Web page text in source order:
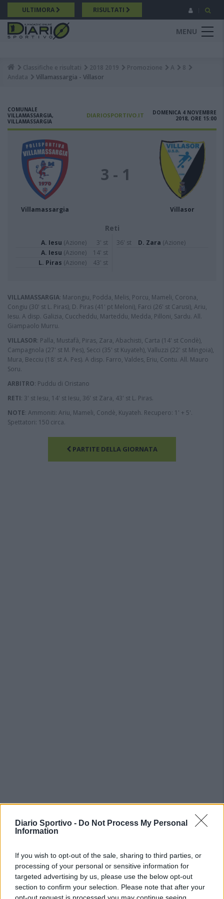
Diario Sportivo - Do Not Process My Personal
Information
If you wish to opt-out of the sale, sharing to third parties, or
processing of your personal or sensitive information for
targeted advertising by us, please use the below opt-out
section to confirm your selection. Please note that after your
Salta
al
contenuto
principale
ULTIMORA RISULTATI
MENU
Breadcrumb
Classifiche e risultati 2018 2019 Promozione A
8
Andata
Villamassargia - Villasor
COMUNALE
VILLAMASSARGIA,
VILLAMASSARGIA
DIARIOSPORTIVO.IT
DOMENICA 4 NOVEMBRE
2018, ORE 15:00
Villamassargia
3 - 1
Villasor
Reti
A. Iesu (Azione)
3' st
A. Iesu (Azione)
14' st
L. Piras (Azione) 43' st
36' st D. Zara (Azione)
VILLAMASSARGIA: Marongiu, Podda, Melis, Porcu, Mameli, Corona,
Congiu (30' st L. Piras), D. Piras (41' pt Meloni), Farci (26' st Carusi), Ariu,
Iesu. A disp. Galizia, Cuccheddu, Marteddu, Medda, Pilloni, Sardu. All.
Giampaolo Murru.
VILLASOR: Palla, Mustafà, Piras, Zara, Abachisti, Carta (14' st Condè),
Campagnola (27' st M. Pes), Secci (35' st Kuyateh), Valluzzi (22' st Mingoia),
Mura, Becciu (18' st A. Pes). A disp. Farro, Valdes, Eriu, Contu. All. Mauro
Soru.
ARBITRO: Puddu di Oristano
RETI: 3' st Iesu, 14' st Iesu, 36' st Zara, 43' st L. Piras.
NOTE: Ammoniti: Ariu, Mameli, Condè, Kuyateh. Recupero: 1' + 5'.
Spettatori: 150 circa.
PARTITE DELLA GIORNATA
Monte Alma riparte da Ivano Falchi
5 Ago 2026
Anche il Fasano out e le ammissioni salgono